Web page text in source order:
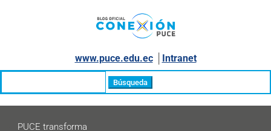
www.puce.edu.ec│ Intranet
PUCE transforma